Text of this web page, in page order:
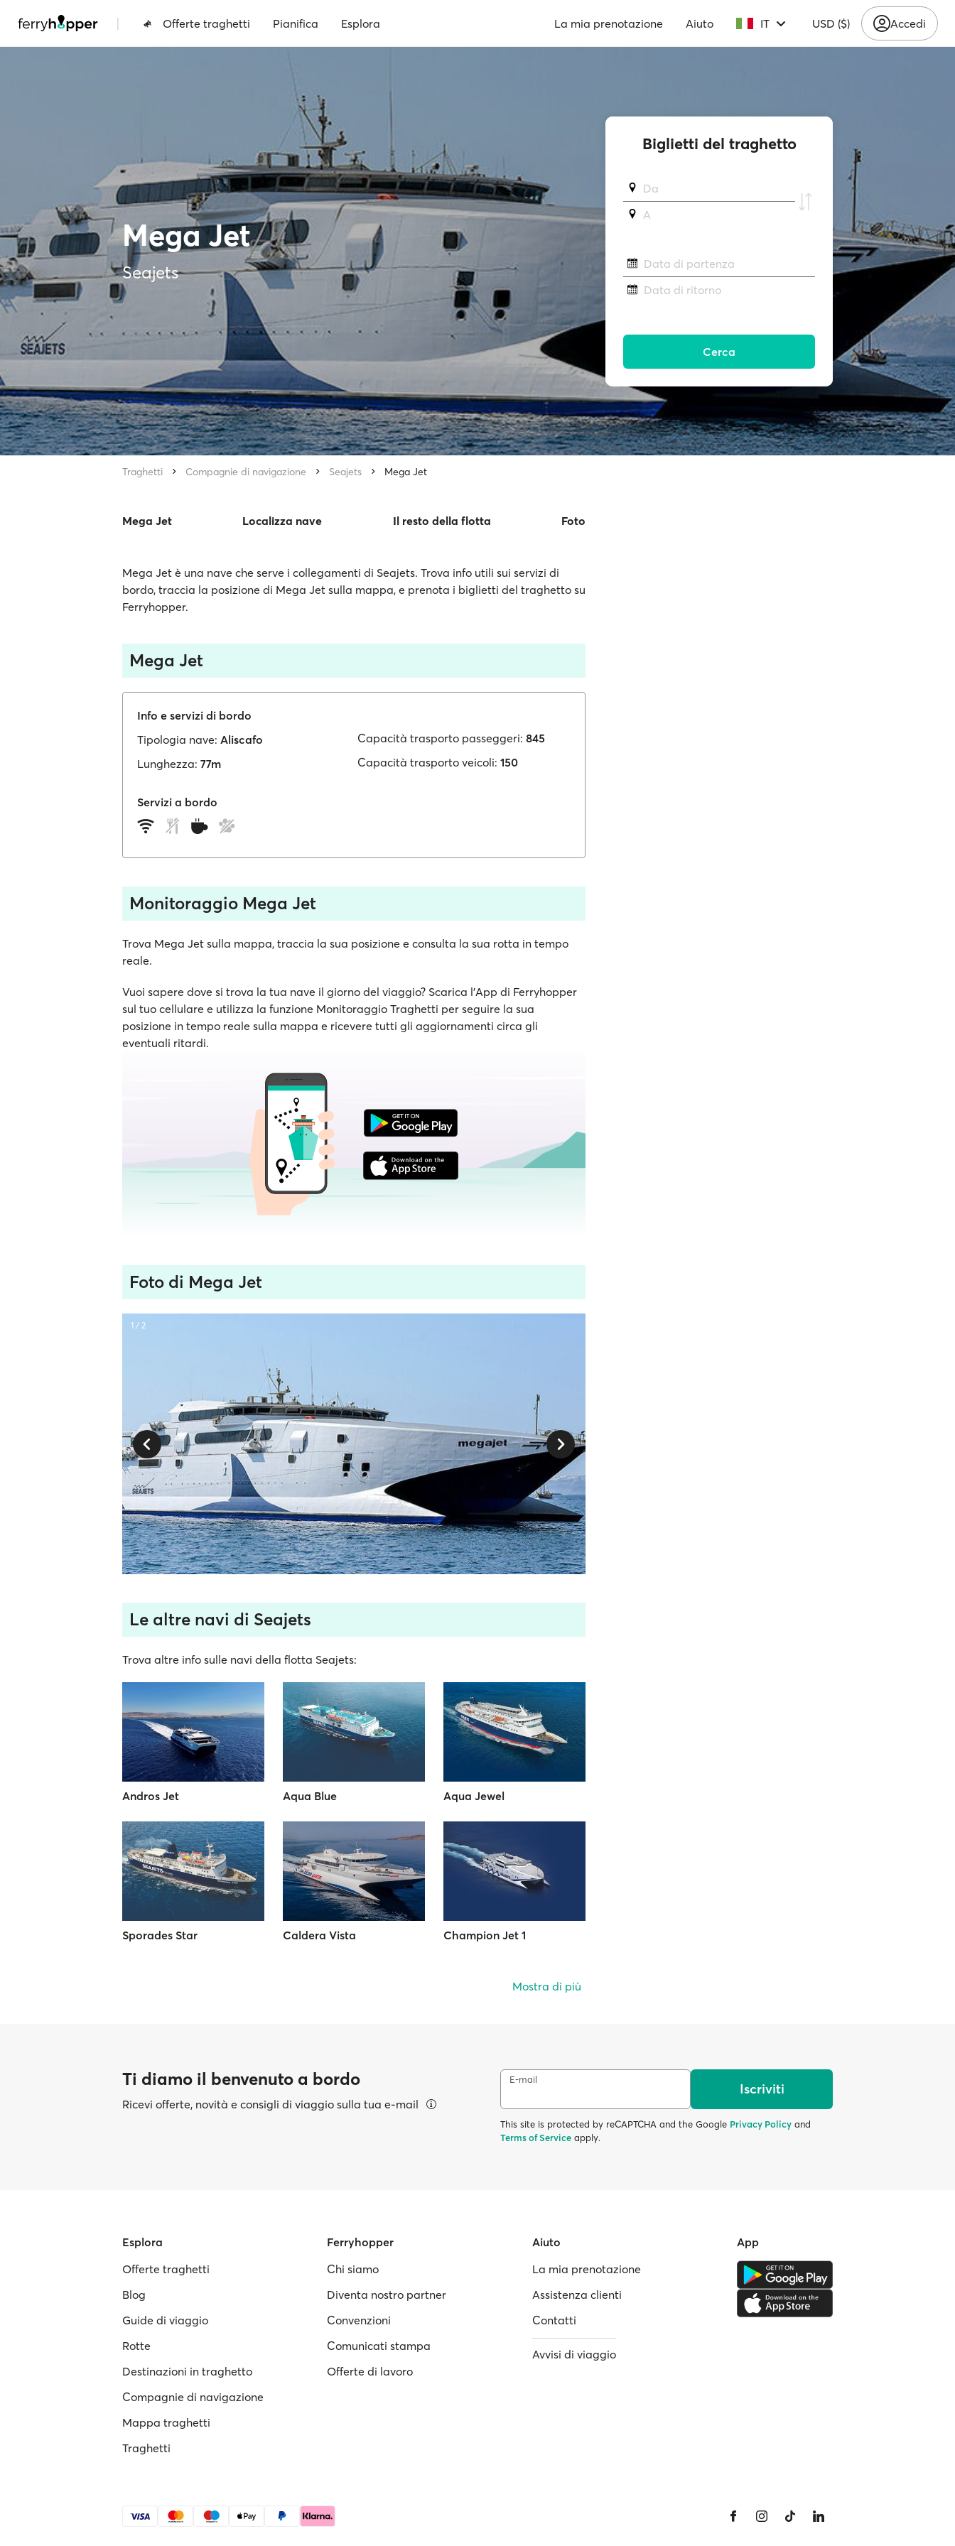
| Offerte traghetti Pianifica Esplora La mia prenotazione Aiuto IT USD ($) Accedi
Mega Jet
Seajets
Traghetti Compagnie di navigazione Seajets Mega Jet
Mega Jet Localizza nave Il resto della flotta Foto
Mega Jet è una nave che serve i collegamenti di Seajets. Trova info utili sui servizi di
bordo, traccia la posizione di Mega Jet sulla mappa, e prenota i biglietti del traghetto su
Ferryhopper.
Mega Jet
Info e servizi di bordo
Tipologia nave: Aliscafo
Lunghezza: 77m
Capacità trasporto passeggeri: 845
Capacità trasporto veicoli: 150
Servizi a bordo
Monitoraggio Mega Jet
Trova Mega Jet sulla mappa, traccia la sua posizione e consulta la sua rotta in tempo
reale.
Vuoi sapere dove si trova la tua nave il giorno del viaggio? Scarica l'App di Ferryhopper
sul tuo cellulare e utilizza la funzione Monitoraggio Traghetti per seguire la sua
posizione in tempo reale sulla mappa e ricevere tutti gli aggiornamenti circa gli
eventuali ritardi.
Foto di Mega Jet
1 / 2
Le altre navi di Seajets
Trova altre info sulle navi della flotta Seajets:
Andros Jet Aqua Blue Aqua Jewel
Sporades Star Caldera Vista Champion Jet 1
Mostra di più
Biglietti del traghetto
Da
A
Data di partenza
Data di ritorno
Cerca
Ti diamo il benvenuto a bordo
Ricevi offerte, novità e consigli di viaggio sulla tua e-mail
E-mail
Iscriviti
This site is protected by reCAPTCHA and the Google Privacy Policy and
Terms of Service apply.
Esplora
Offerte traghetti
Blog
Guide di viaggio
Rotte
Destinazioni in traghetto
Compagnie di navigazione
Mappa traghetti
Traghetti
Ferryhopper
Chi siamo
Diventa nostro partner
Convenzioni
Comunicati stampa
Offerte di lavoro
Aiuto
La mia prenotazione
Assistenza clienti
Contatti
Avvisi di viaggio
App